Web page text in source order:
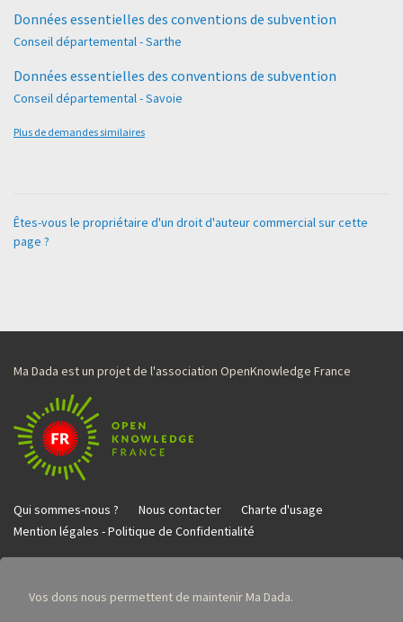
Données essentielles des conventions de subvention
Conseil départemental - Sarthe
Données essentielles des conventions de subvention
Conseil départemental - Savoie
Plus de demandes similaires
Êtes-vous le propriétaire d'un droit d'auteur commercial sur cette
page ?
Ma Dada est un projet de l'association OpenKnowledge France
Qui sommes-nous ? Nous contacter
Charte d'usage
Mention légales - Politique de Confidentialité
Vos dons nous permettent de maintenir Ma Dada.